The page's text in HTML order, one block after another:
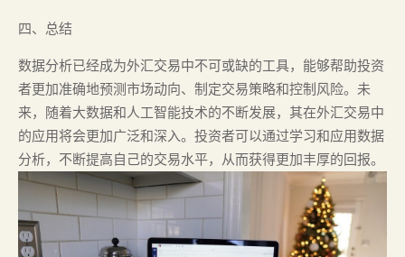
四、总结
数据分析已经成为外汇交易中不可或缺的工具，能够帮助投资
者更加准确地预测市场动向、制定交易策略和控制风险。未
来，随着大数据和人工智能技术的不断发展，其在外汇交易中
的应用将会更加广泛和深入。投资者可以通过学习和应用数据
分析，不断提高自己的交易水平，从而获得更加丰厚的回报。